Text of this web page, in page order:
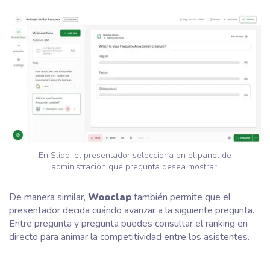
En Slido, el presentador selecciona en el panel de
administración qué pregunta desea mostrar.
De manera similar, Wooclaptambién permite que el
presentador decida cuándo avanzar a la siguiente pregunta.
Entre pregunta y pregunta puedes consultar el ranking en
directo para animar la competitividad entre los asistentes.